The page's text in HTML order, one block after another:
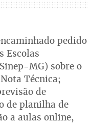
pedido
Escolas
MG) sobre o
Técnica;
de
de planilha de
a aulas online,